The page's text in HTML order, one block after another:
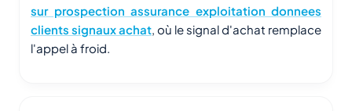
sur prospection assurance exploitation donnees
clients signaux achat, où le signal d'achat remplace
l'appel à froid.